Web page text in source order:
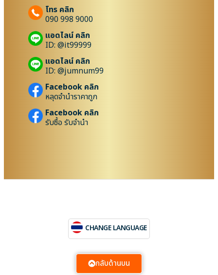
โทร คลิก
090 998 9000
แอดไลน์ คลิก
ID: @it99999
แอดไลน์ คลิก
ID: @jumnum99
Facebook คลิก
หลุดจำนำราคาถูก
Facebook คลิก
รับซื้อ รับจำนำ
CHANGE LANGUAGE
กลับด้านบน